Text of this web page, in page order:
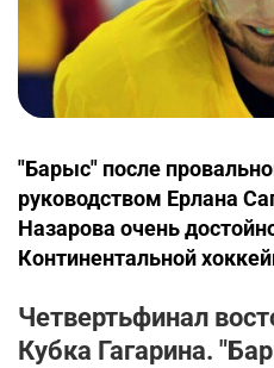
"Барыс" после
руководством Ерлана
Назарова очень
Континентальной
Четвертьфинал
Кубка Гагарина.